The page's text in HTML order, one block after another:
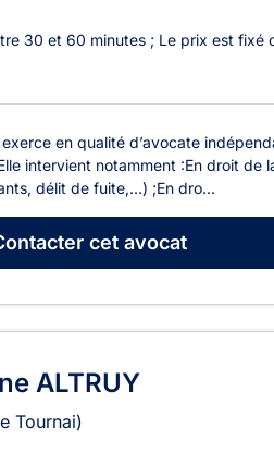
30 et 60 minutes ; Le prix est fixé
exerce en qualité d’avocate
intervient notamment :En droit de
délit de fuite,...) ;En dro...
cet avocat
ALTRUY
Tournai)